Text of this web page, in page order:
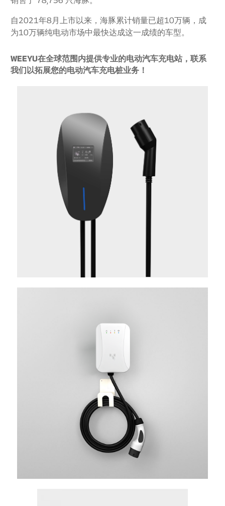
自2021年8月上市以来，海豚累计销量已超10万辆，成
为10万辆纯电动市场中最快达成这一成绩的车型。
WEEYU在全球范围内提供专业的电动汽车充电站，联系
我们以拓展您的电动汽车充电桩业务！